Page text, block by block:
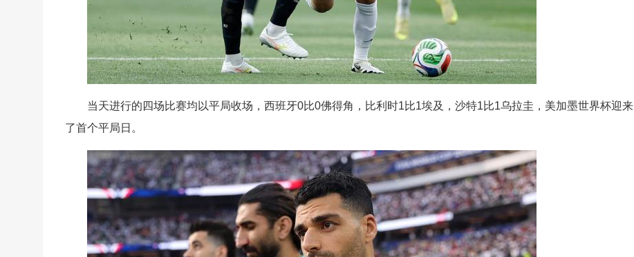
当天进行的四场比赛均以平局收场，西班牙0比0佛得角，比利时1比1埃及，沙特1比1乌拉圭，美加墨世界杯迎来
了首个平局日。